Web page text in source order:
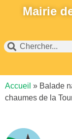
Mairie
Accueil » Balade
chaumes de la